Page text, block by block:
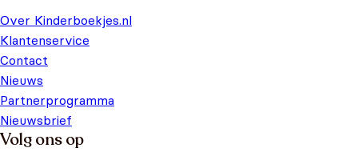
Over Kinderboekjes.nl
Klantenservice
Contact
Nieuws
Partnerprogramma
Nieuwsbrief
Volg ons op